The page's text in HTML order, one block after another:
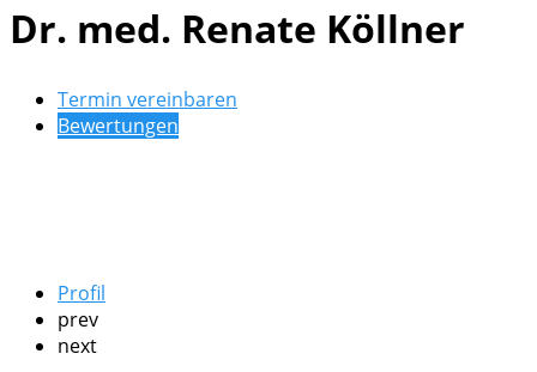
Dr. med. Renate Köllner
Termin vereinbaren
Bewertungen
Profil
prev
next